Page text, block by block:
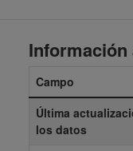
Campo
Última
los datos